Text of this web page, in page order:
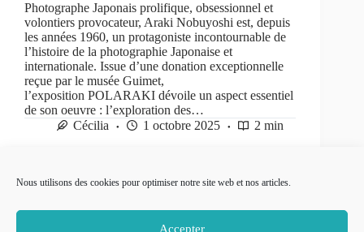
Nous utilisons des cookies pour optimiser notre site web et nos articles.
Accepter
Photographe Japonais prolifique, obsessionnel et
volontiers provocateur, Araki Nobuyoshi est, depuis
les années 1960, un protagoniste incontournable de
l’histoire de la photographie Japonaise et
internationale. Issue d’une donation exceptionnelle
reçue par le musée Guimet,
l’exposition POLARAKI dévoile un aspect essentiel
de son oeuvre : l’exploration des…
Cécilia
1 octobre 2025 2 min